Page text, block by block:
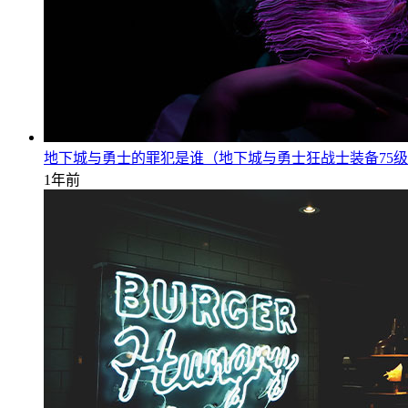
地下城与勇士的罪犯是谁（地下城与勇士狂战士装备75
1年前